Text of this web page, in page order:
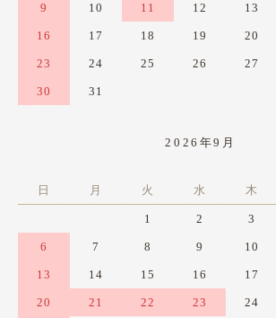
9 10 11 12 13
16 17 18 19 20
23 24 25 26 27
30 31
2026年9月
日 月 火 水 木
1 2 3
6 7 8 9 10
13 14 15 16 17
20 21 22 23 24